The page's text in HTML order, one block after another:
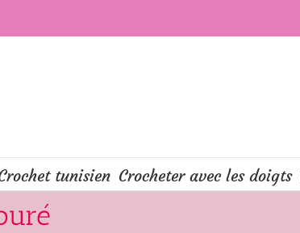
tunisien Crocheter avec les doigts